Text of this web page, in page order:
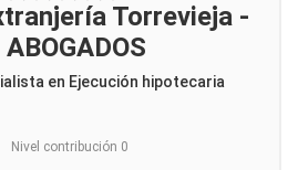
Torrevieja -
en Ejecución hipotecaria
Nivel contribución 0